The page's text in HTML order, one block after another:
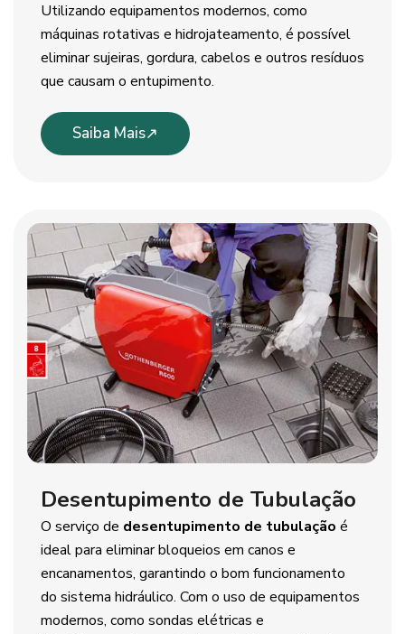
Utilizando equipamentos modernos, como
máquinas rotativas e hidrojateamento, é possível
eliminar sujeiras, gordura, cabelos e outros resíduos
que causam o entupimento.
Saiba Mais
Desentupimento de Tubulação
O serviço de desentupimento de tubulação é
ideal para eliminar bloqueios em canos e
encanamentos, garantindo o bom funcionamento
do sistema hidráulico. Com o uso de equipamentos
modernos, como sondas elétricas e